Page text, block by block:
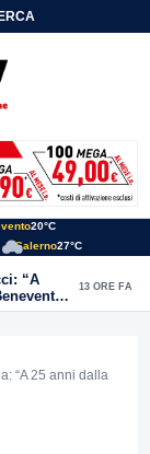
20°C
Salerno27°C
“A
13 ORE FA
“A 25 anni dalla